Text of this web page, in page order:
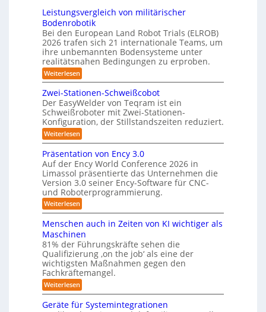
r
6
m
3
D
-
S
t
e
r
e
o
-
K
a
m
e
r
a
s
y
s
t
e
m
f
ü
r
R
o
u
t
t
l
e
-
S
y
s
t
e
m
f
ü
r
R
e
i
r
ä
u
m
e
b
i
s
Leistungsvergleich von militärischer
Bodenrobotik
Bei den European Land Robot Trials (ELROB)
2026 trafen sich 21 internationale Teams, um
ihre unbemannten Bodensysteme unter
realitätsnahen Bedingungen zu erproben.
Weiterlesen:
L
e
i
s
t
u
n
g
s
v
e
r
g
l
e
i
c
h
v
o
n
m
i
l
i
t
ä
r
Zwei-Stationen-Schweißcobot
Der EasyWelder von Teqram ist ein
Schweißroboter mit Zwei-Stationen-
Konfiguration, der Stillstandszeiten reduziert.
Weiterlesen:
Z
w
e
i
-
S
t
a
t
i
o
n
e
n
-
S
c
h
w
i
Präsentation von Ency 3.0
Auf der Ency World Conference 2026 in
Limassol präsentierte das Unternehmen die
Version 3.0 seiner Ency-Software für CNC-
und Roboterprogrammierung.
Weiterlesen:
P
ä
s
e
n
t
a
t
i
o
n
Menschen auch in Zeiten von KI wichtiger als
Maschinen
81% der Führungskräfte sehen die
Qualifizierung ‚on the job‘ als eine der
wichtigsten Maßnahmen gegen den
Fachkräftemangel.
Weiterlesen:
M
n
Geräte für Systemintegrationen